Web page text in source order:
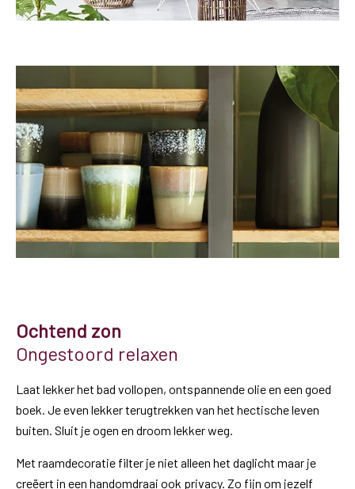
Ochtend zon
Ongestoord relaxen
Laat lekker het bad vollopen, ontspannende olie en een goed
boek. Je even lekker terugtrekken van het hectische leven
buiten. Sluit je ogen en droom lekker weg.
Met raamdecoratie filter je niet alleen het daglicht maar je
creëert in een handomdraai ook privacy. Zo fijn om jezelf